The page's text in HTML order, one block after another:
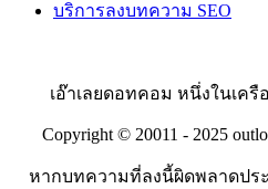
บริการลงบทความ SEO
เอ๊าเลยดอทคอม หนึ่งในเครื
Copyright © 20011 - 2025
หากบทความที่ลงนี้ผิดพลาดปร